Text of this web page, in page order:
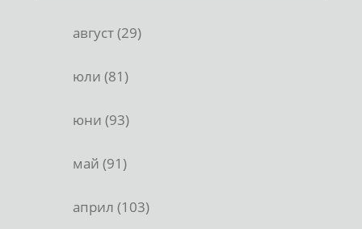
август (29)
юли (81)
юни (93)
май (91)
април (103)